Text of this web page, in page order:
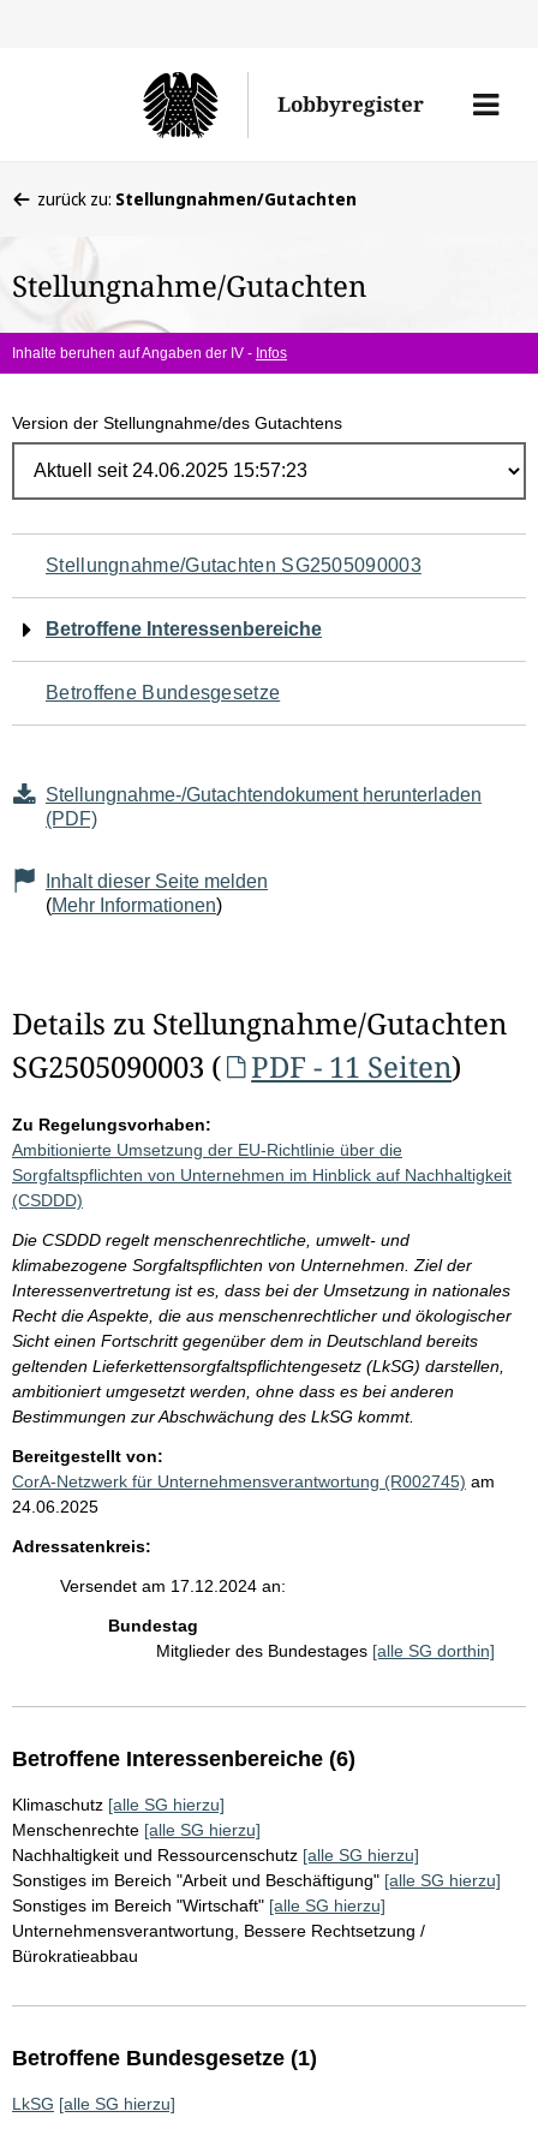
Lobbyregister
Menü
befinden
hier:
zurück zu: Stellungnahmen/Gutachten
Stellungnahme/Gutachten
Inhalte beruhen auf Angaben der IV - Infos
Version der Stellungnahme/des Gutachtens
Navigation
für
den
Seiteninhalt
Stellungnahme/Gutachten SG2505090003
Betroffene Interessenbereiche
Betroffene Bundesgesetze
Stellungnahme-/Gutachtendokument herunterladen
(PDF)
Inhalt dieser Seite melden
(Mehr Informationen)
Details zu Stellungnahme/Gutachten
SG2505090003 (
PDF - 11 Seiten)
Zu Regelungsvorhaben:
Ambitionierte Umsetzung der EU-Richtlinie über die
Sorgfaltspflichten von Unternehmen im Hinblick auf Nachhaltigkeit
(CSDDD)
Die CSDDD regelt menschenrechtliche, umwelt- und
klimabezogene Sorgfaltspflichten von Unternehmen. Ziel der
Interessenvertretung ist es, dass bei der Umsetzung in nationales
Recht die Aspekte, die aus menschenrechtlicher und ökologischer
Sicht einen Fortschritt gegenüber dem in Deutschland bereits
geltenden Lieferkettensorgfaltspflichtengesetz (LkSG) darstellen,
ambitioniert umgesetzt werden, ohne dass es bei anderen
Bestimmungen zur Abschwächung des LkSG kommt.
Bereitgestellt von:
CorA-Netzwerk für Unternehmensverantwortung (R002745) am
24.06.2025
Adressatenkreis:
Versendet am 17.12.2024 an:
Bundestag
Mitglieder des Bundestages [alle SG dorthin]
Betroffene Interessenbereiche (6)
Klimaschutz [alle SG hierzu]
Menschenrechte [alle SG hierzu]
Nachhaltigkeit und Ressourcenschutz [alle SG hierzu]
Sonstiges im Bereich "Arbeit und Beschäftigung" [alle SG hierzu]
Sonstiges im Bereich "Wirtschaft" [alle SG hierzu]
Unternehmensverantwortung, Bessere Rechtsetzung /
Bürokratieabbau
Betroffene Bundesgesetze (1)
LkSG [alle SG hierzu]